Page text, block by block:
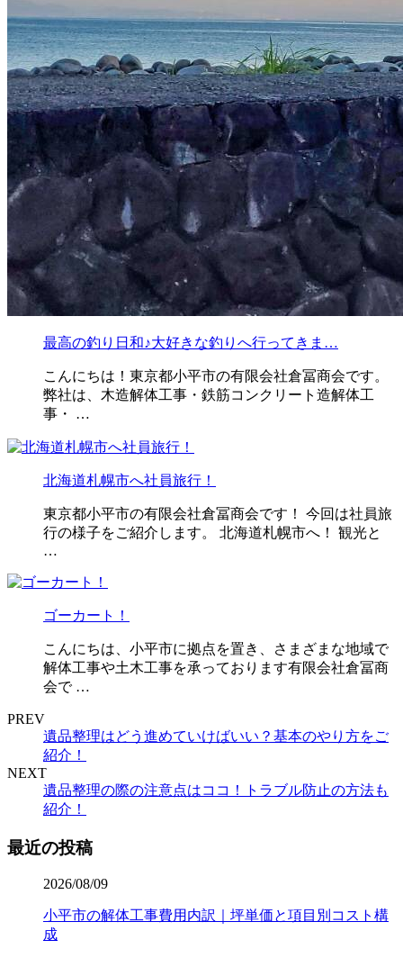
最高の釣り日和♪大好きな釣りへ行ってきま…
こんにちは！東京都小平市の有限会社倉冨商会です。
弊社は、木造解体工事・鉄筋コンクリート造解体工
事・ …
北海道札幌市へ社員旅行！
東京都小平市の有限会社倉冨商会です！ 今回は社員旅
行の様子をご紹介します。 北海道札幌市へ！ 観光と
…
ゴーカート！
こんにちは、小平市に拠点を置き、さまざまな地域で
解体工事や土木工事を承っております有限会社倉冨商
会で …
PREV
遺品整理はどう進めていけばいい？基本のやり方をご
紹介！
NEXT
遺品整理の際の注意点はココ！トラブル防止の方法も
紹介！
最近の投稿
2026/08/09
小平市の解体工事費用内訳｜坪単価と項目別コスト構
成